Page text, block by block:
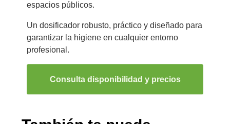
espacios públicos.
Un dosificador robusto, práctico y diseñado para
garantizar la higiene en cualquier entorno
profesional.
Consulta disponibilidad y precios